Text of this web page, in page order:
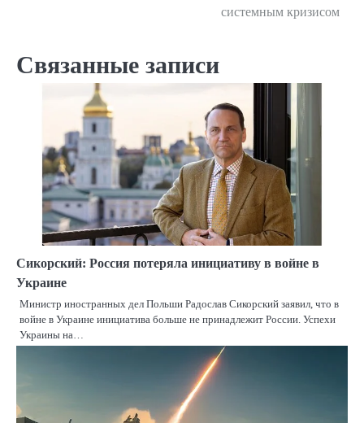
системным кризисом
Связанные записи
Сикорский: Россия потеряла инициативу в войне в
Украине
Министр иностранных дел Польши Радослав Сикорский заявил, что в
войне в Украине инициатива больше не принадлежит России. Успехи
Украины на…